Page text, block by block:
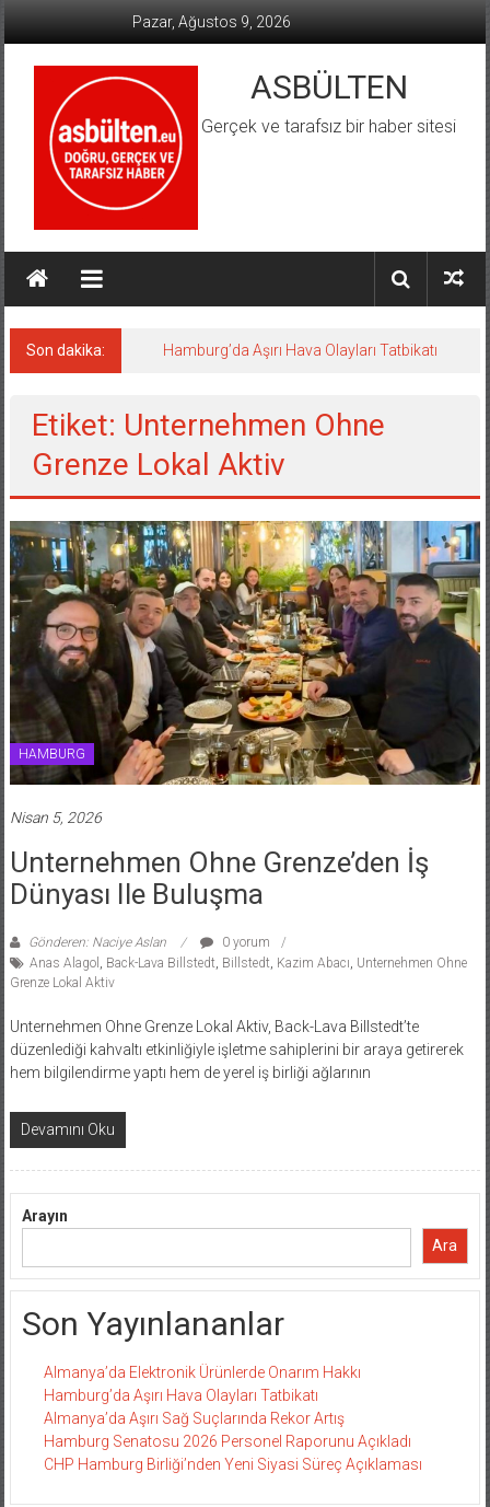
Pazar, Ağustos 9, 2026
ASBÜLTEN
Gerçek ve tarafsız bir haber sitesi
Son dakika: Hamburg’da Aşırı Hava Olayları Tatbikatı
Etiket: Unternehmen Ohne
Grenze Lokal Aktiv
HAMBURG
Nisan 5, 2026
Unternehmen Ohne Grenze’den İş
Dünyası Ile Buluşma
Gönderen: Naciye Aslan
0 yorum
Anas Alagol
Back-Lava Billstedt Billstedt Kazim Abacı Unternehmen Ohne
Grenze Lokal Aktiv
Unternehmen Ohne Grenze Lokal Aktiv, Back-Lava Billstedt’te
düzenlediği kahvaltı etkinliğiyle işletme sahiplerini bir araya getirerek
hem bilgilendirme yaptı hem de yerel iş birliği ağlarının
Devamını Oku
Arayın
Ara
Son Yayınlananlar
Almanya’da Elektronik Ürünlerde Onarım Hakkı
Hamburg’da Aşırı Hava Olayları Tatbikatı
Almanya’da Aşırı Sağ Suçlarında Rekor Artış
Hamburg Senatosu 2026 Personel Raporunu Açıkladı
CHP Hamburg Birliği’nden Yeni Siyasi Süreç Açıklaması